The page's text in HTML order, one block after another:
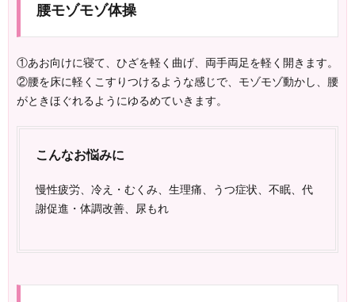
腰モゾモゾ体操
①あお向けに寝て、ひざを軽く曲げ、両手両足を軽く開きます。
②腰を床に軽くこすりつけるような感じで、モゾモゾ動かし、腰
がときほぐれるようにゆるめていきます。
こんなお悩みに
慢性疲労、冷え・むくみ、生理痛、うつ症状、不眠、代
謝促進・体調改善、尿もれ